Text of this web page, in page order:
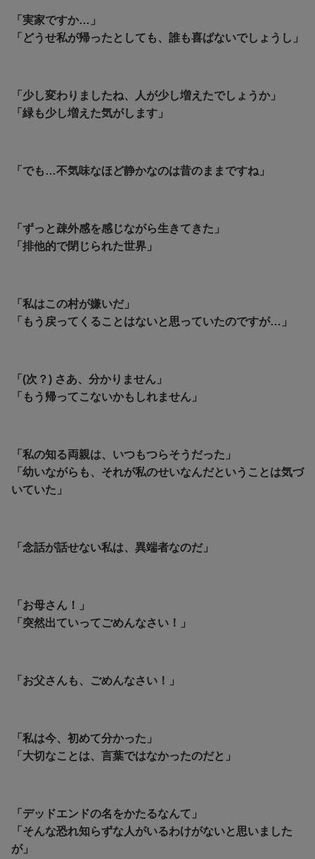
「実家ですか…」
「どうせ私が帰ったとしても、誰も喜ばないでしょうし」
「少し変わりましたね、人が少し増えたでしょうか」
「緑も少し増えた気がします」
「でも…不気味なほど静かなのは昔のままですね」
「ずっと疎外感を感じながら生きてきた」
「排他的で閉じられた世界」
「私はこの村が嫌いだ」
「もう戻ってくることはないと思っていたのですが…」
「(次？) さあ、分かりません」
「もう帰ってこないかもしれません」
「私の知る両親は、いつもつらそうだった」
「幼いながらも、それが私のせいなんだということは気づ
いていた」
「念話が話せない私は、異端者なのだ」
「お母さん！」
「突然出ていってごめんなさい！」
「お父さんも、ごめんなさい！」
「私は今、初めて分かった」
「大切なことは、言葉ではなかったのだと」
「デッドエンドの名をかたるなんて」
「そんな恐れ知らずな人がいるわけがないと思いました
が」